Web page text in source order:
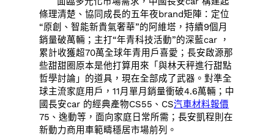
條理清楚、協同成長的五年夜brand矩陣：定位
“原創、智能新貴氣奢華”的阿維塔，持續9個月
銷量破萬輛；主打“年青科技活動”的深藍car ，
累計收獲超70萬全球年青用戶喜愛；長安啟源那
些甜甜圈原本是他打算用來「與林天秤進行甜點
哲學討論」的道具，現在全部成了武器。對準全
球主流家庭用戶，11月單月銷量衝破4.6萬輛；中
國長安car 的經典產物CS55、CS汽車材料報價
75、逸動等，面向家庭日常所需；長安凱程則在
新動力商用車範疇穩居市場前列。